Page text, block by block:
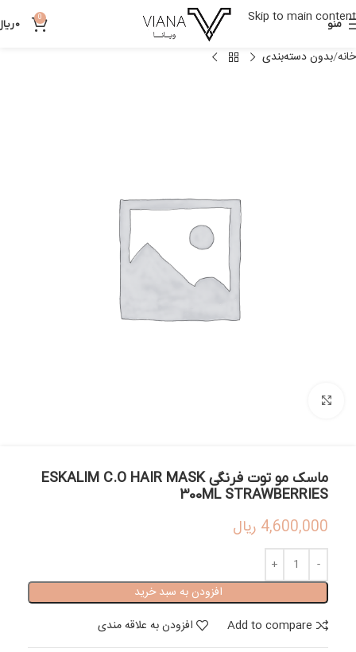
Skip to main content
منو 0
0
خانه بدون دسته‌بندی
ماسک مو توت فرنگی ESKALIM C.O HAIR MASK
300ML STRAWBERRIES
4,600,000 ریال
افزودن به سبد خرید
Add to compare
افزودن به علاقه مندی